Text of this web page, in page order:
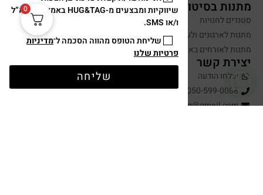
מתנות בסיטונאות
סטנדים לחנויות
מתנות לארגונים ולעובדים
מתנות לאורחים באירועים
יצירת קשר
שלחו הודעה
050-599-0088
hugandtag@gmail.com
0
שיווקיות ומבצעים מ-HUG&TAG באמצעות דוא”ל
ו/או SMS.
שליחת הטופס מהווה הסכמה ל־מדיניות
פרטיות שלנו
שליחה